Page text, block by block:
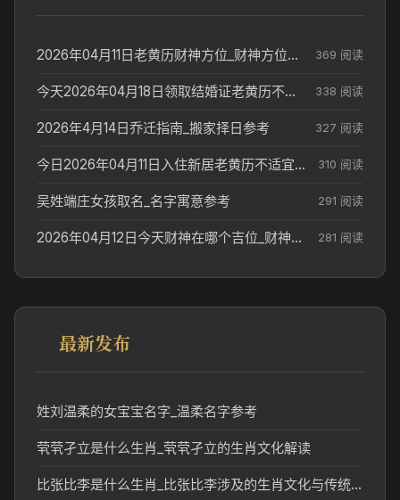
2026年04月11日老黄历财神方位_财神方位与供奉讲究 369 阅读
今天2026年04月18日领取结婚证老黄历不适合吗_领证日期参考 338 阅读
2026年4月14日乔迁指南_搬家择日参考 327 阅读
今日2026年04月11日入住新居老黄历不适宜吗_搬家择日参考 310 阅读
吴姓端庄女孩取名_名字寓意参考 291 阅读
2026年04月12日今天财神在哪个吉位_财神方位参考 281 阅读
最新发布
姓刘温柔的女宝宝名字_温柔名字参考
茕茕孑立是什么生肖_茕茕孑立的生肖文化解读
比张比李是什么生肖_比张比李涉及的生肖文化与传统解读